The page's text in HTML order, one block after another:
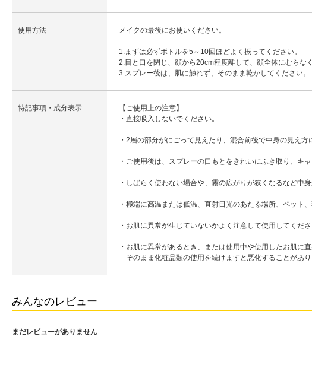
使用方法 メイクの最後にお使いください。
1.まずは必ずボトルを5～10回ほどよく振ってください。
2.目と口を閉じ、顔から20cm程度離して、顔全体にむらな
3.スプレー後は、肌に触れず、そのまま乾かしてください。
特記事項・成分表示
【ご使用上の注意】
・直接吸入しないでください。
・2層の部分がにごって見えたり、混合前後で中身の見え
・ご使用後は、スプレーの口もとをきれいにふき取り、キ
・しばらく使わない場合や、霧の広がりが狭くなるなど中
・極端に高温または低温、直射日光のあたる場所、ペット
・お肌に異常が生じていないかよく注意して使用してくださ
・お肌に異常があるとき、または使用中や使用したお肌に
そのまま化粧品類の使用を続けますと悪化することがあり
みんなのレビュー
まだレビューがありません